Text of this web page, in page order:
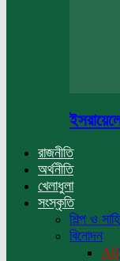
রাজনীতি
অর্থনীতি
খেলাধুলা
সংস্কৃতি
শিল্প ও
বিনোদন
All